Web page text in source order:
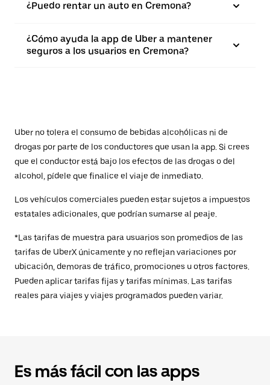
¿Puedo rentar un auto en Cremona?
¿Cómo ayuda la app de Uber a mantener
seguros a los usuarios en Cremona?
Uber no tolera el consumo de bebidas alcohólicas ni de
drogas por parte de los conductores que usan la app. Si crees
que el conductor está bajo los efectos de las drogas o del
alcohol, pídele que finalice el viaje de inmediato.
Los vehículos comerciales pueden estar sujetos a impuestos
estatales adicionales, que podrían sumarse al peaje.
*Las tarifas de muestra para usuarios son promedios de las
tarifas de UberX únicamente y no reflejan variaciones por
ubicación, demoras de tráfico, promociones u otros factores.
Pueden aplicar tarifas fijas y tarifas mínimas. Las tarifas
reales para viajes y viajes programados pueden variar.
Es más fácil con las apps